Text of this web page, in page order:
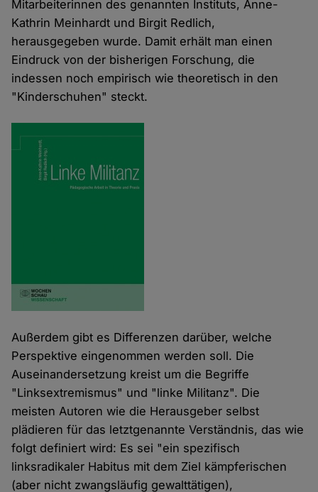
Mitarbeiterinnen des genannten Instituts, Anne-
Kathrin Meinhardt und Birgit Redlich,
herausgegeben wurde. Damit erhält man einen
Eindruck von der bisherigen Forschung, die
indessen noch empirisch wie theoretisch in den
"Kinderschuhen" steckt.
Außerdem gibt es Differenzen darüber, welche
Perspektive eingenommen werden soll. Die
Auseinandersetzung kreist um die Begriffe
"Linksextremismus" und "linke Militanz". Die
meisten Autoren wie die Herausgeber selbst
plädieren für das letztgenannte Verständnis, das wie
folgt definiert wird: Es sei "ein spezifisch
linksradikaler Habitus mit dem Ziel kämpferischen
(aber nicht zwangsläufig gewalttätigen),